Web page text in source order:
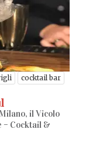
cocktail bar
il Vicolo
– Cocktail &